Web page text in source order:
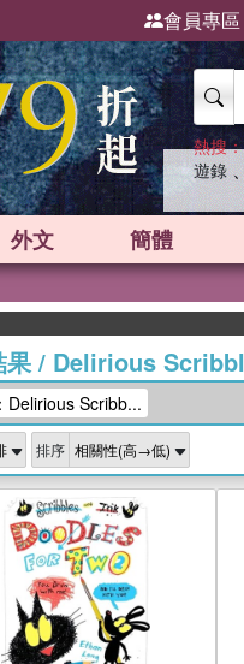
會員專區
熱搜：
遊錄 、
外文 簡體
果/ Delirious
Delirious Scribb...
排序